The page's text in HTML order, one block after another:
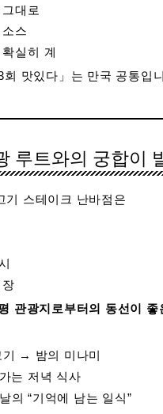
대로
스
실히 계
회 맛있다」는 만국 공통입
루트와의 궁합이
기 스테이크 난바점은
관광지로부터의 동선이 좋
→ 밤의 미나미
는 저녁 식사
의 “기억에 남는 일식”